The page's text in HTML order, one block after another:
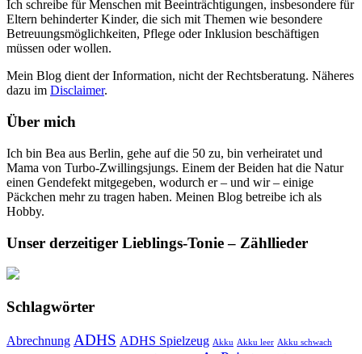
Ich schreibe für Menschen mit Beeinträchtigungen, insbesondere für
Eltern behinderter Kinder, die sich mit Themen wie besondere
Betreuungsmöglichkeiten, Pflege oder Inklusion beschäftigen
müssen oder wollen.
Mein Blog dient der Information, nicht der Rechtsberatung. Näheres
dazu im Disclaimer.
Über mich
Ich bin Bea aus Berlin, gehe auf die 50 zu, bin verheiratet und
Mama von Turbo-Zwillingsjungs. Einem der Beiden hat die Natur
einen Gendefekt mitgegeben, wodurch er – und wir – einige
Päckchen mehr zu tragen haben. Meinen Blog betreibe ich als
Hobby.
Unser derzeitiger Lieblings-Tonie – Zähllieder
Schlagwörter
Abrechnung ADHS ADHS Spielzeug Akku Akku leer Akku schwach